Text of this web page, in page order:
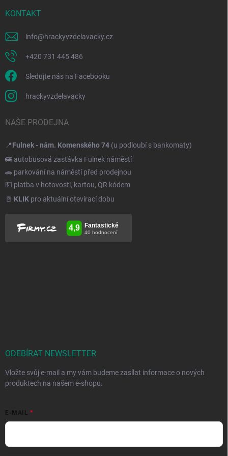
KONTAKT
info@hrackyvzdelavacky.cz
+420 731 445 486
Sledujte nás na Facebooku
hrackyvzdelavacky
NAŠE PRODEJNA
📍Fulnek - nám. Komenského 74 (u podloubí s bankomaty)
🚌 autobusová zastávka Fulnek náměstí
🚗 parkování na náměstí před prodejnou
💵 platba v hotovosti, kartou, QR kódem
🚪 KLIK pro aktuální otevírací dobu
ODEBÍRAT NEWSLETTER
Vložte svůj e-mail a my vám budeme zasílat informace o nových
produktech na našem e-shopu.
E-MAIL